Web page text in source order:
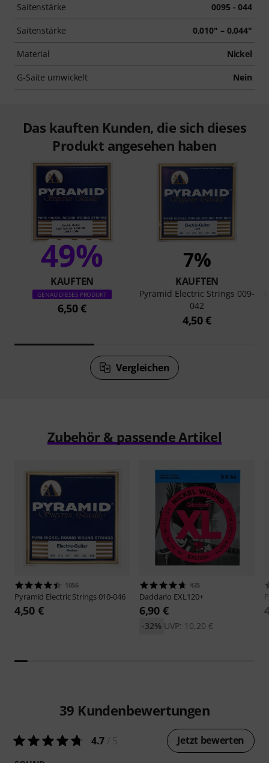
Saitenstärke 0095 - 044
Saitenstärke 0,010" – 0,044"
Material Nickel
G-Saite umwickelt Nein
Das kauften Kunden, die sich dieses
Produkt angesehen haben
49%
KAUFTEN
GENAU DIESES PRODUKT
6,50 €
7%
KAUFTEN
Pyramid Electric Strings 009-
042
4,50 €
Vergleichen
Zubehör & passende Artikel
1056
Pyramid Electric Strings 010-046
4,50 €
435
Daddario EXL120+
6,90 €
UVP: 10,20 €
-32%
39 Kundenbewertungen
4.7 Jetzt bewerten